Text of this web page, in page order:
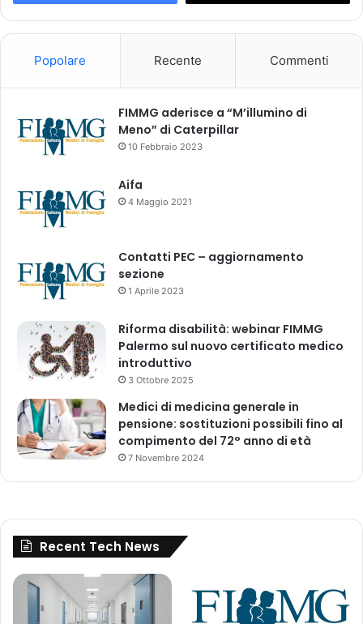
n
a
o
o
s
R
e
M
o
i
o
r
g
Popolare Recente Commenti
FIMMG aderisce a “M’illumino di
Meno” di Caterpillar
10 Febbraio 2023
Aifa
4 Maggio 2021
Contatti PEC – aggiornamento
sezione
1 Aprile 2023
Riforma disabilità: webinar FIMMG
Palermo sul nuovo certificato medico
introduttivo
3 Ottobre 2025
Medici di medicina generale in
pensione: sostituzioni possibili fino al
compimento del 72° anno di età
7 Novembre 2024
Recent Tech News